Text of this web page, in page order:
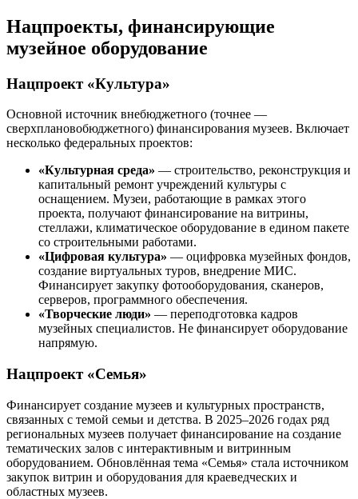
Нацпроекты, финансирующие
музейное оборудование
Нацпроект «Культура»
Основной источник внебюджетного (точнее —
сверхплановобюджетного) финансирования музеев. Включает
несколько федеральных проектов:
«Культурная среда» — строительство, реконструкция и
капитальный ремонт учреждений культуры с
оснащением. Музеи, работающие в рамках этого
проекта, получают финансирование на витрины,
стеллажи, климатическое оборудование в едином пакете
со строительными работами.
«Цифровая культура» — оцифровка музейных фондов,
создание виртуальных туров, внедрение МИС.
Финансирует закупку фотооборудования, сканеров,
серверов, программного обеспечения.
«Творческие люди» — переподготовка кадров
музейных специалистов. Не финансирует оборудование
напрямую.
Нацпроект «Семья»
Финансирует создание музеев и культурных пространств,
связанных с темой семьи и детства. В 2025–2026 годах ряд
региональных музеев получает финансирование на создание
тематических залов с интерактивным и витринным
оборудованием. Обновлённая тема «Семья» стала источником
закупок витрин и оборудования для краеведческих и
областных музеев.